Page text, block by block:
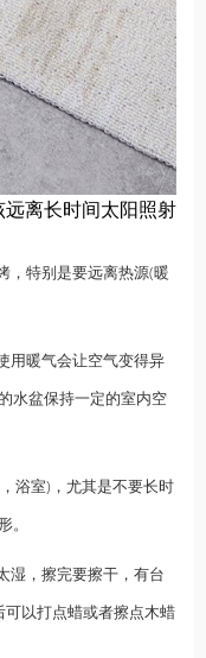
离长时间太阳照射
，特别是要远离热源(暖
用暖气会让空气变得异
水盆保持一定的室内空
浴室)，尤其是不要长时
湿，擦完要擦干，有台
以打点蜡或者擦点木蜡